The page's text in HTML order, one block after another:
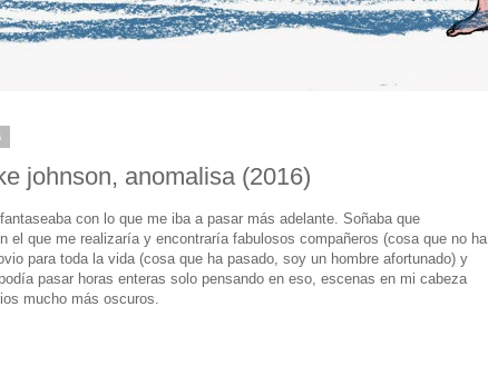
johnson, anomalisa (2016)
con lo que me iba a pasar más adelante. Soñaba que
el que me realizaría y encontraría fabulosos compañeros (cosa que no ha
para toda la vida (cosa que ha pasado, soy un hombre afortunado) y
pasar horas enteras solo pensando en eso, escenas en mi cabeza
mucho más oscuros.